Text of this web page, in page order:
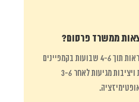
ממשרד פרסום?
בדרך כלל, תוצאות ראשוניות נראות תוך 4-6 שבועות בקמפיינים
דיגיטליים. תוצאות משמעותיות ויציבות מגיעות לאחר 3-6